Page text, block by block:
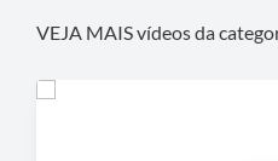
VEJA MAIS vídeos da